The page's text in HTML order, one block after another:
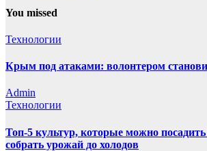
You missed
Технологии
Крым под атаками: волонтером
Admin
Технологии
Топ-5 культур, которые можно посадить
собрать урожай до холодов